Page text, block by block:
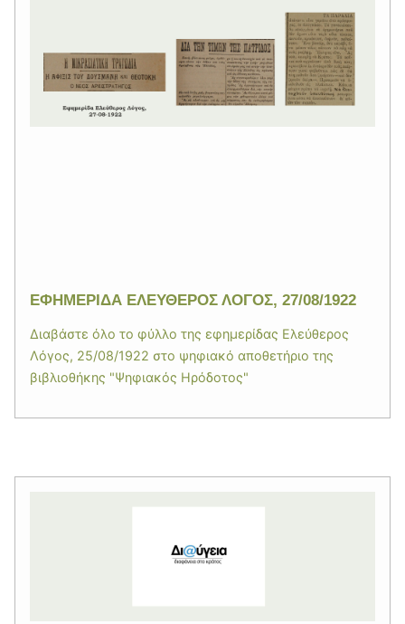
ΕΦΗΜΕΡΙΔΑ ΕΛΕΥΘΕΡΟΣ ΛΟΓΟΣ, 27/08/1922
Διαβάστε όλο το φύλλο της εφημερίδας Ελεύθερος
Λόγος, 25/08/1922 στο ψηφιακό αποθετήριο της
βιβλιοθήκης "Ψηφιακός Ηρόδοτος"